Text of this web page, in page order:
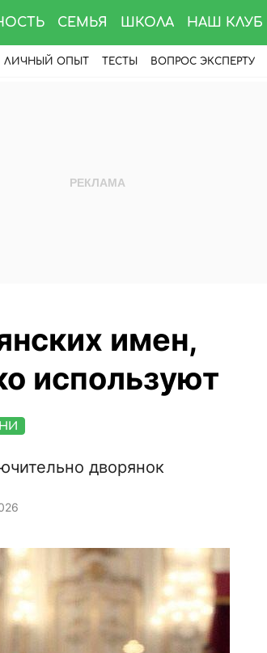
СЕМЬЯ ШКОЛА НАШ КЛУБ
ЛИЧНЫЙ ОПЫТ ТЕСТЫ ВОПРОС ЭКСПЕРТУ
имен,
используют
дворянок